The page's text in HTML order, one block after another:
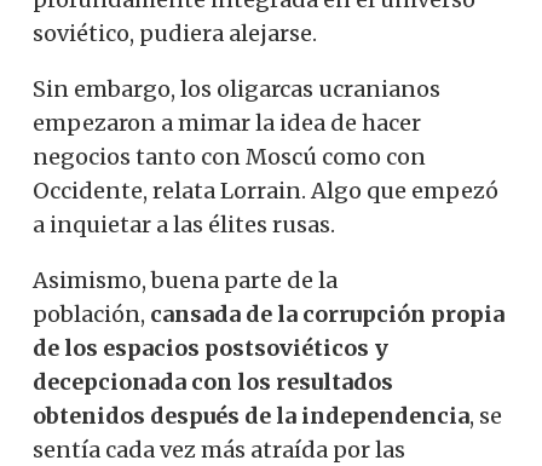
soviético, pudiera alejarse.
Sin embargo, los oligarcas ucranianos
empezaron a mimar la idea de hacer
negocios tanto con Moscú como con
Occidente, relata Lorrain. Algo que empezó
a inquietar a las élites rusas.
Asimismo, buena parte de la
población, cansada de la corrupción propia
de los espacios postsoviéticos y
decepcionada con los resultados
obtenidos después de la independencia, se
sentía cada vez más atraída por las